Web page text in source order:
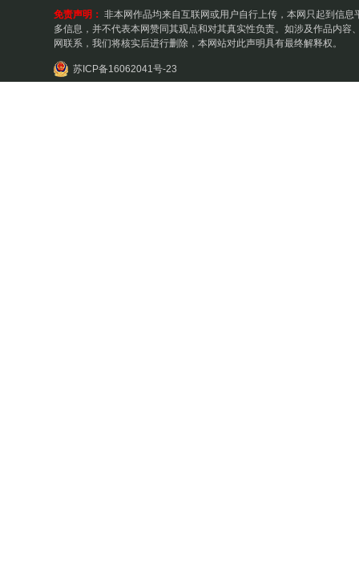
免责声明： 非本网作品均来自互联网或用户自行上传，本网只起到信息
多信息，并不代表本网赞同其观点和对其真实性负责。如涉及作品内容
网联系，我们将核实后进行删除，本网站对此声明具有最终解释权。
苏ICP备16062041号-23